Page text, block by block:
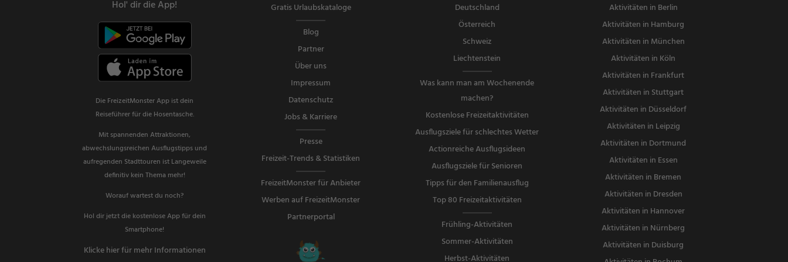
Hol' dir die App!
Die FreizeitMonster App ist dein
Reiseführer für die Hosentasche.
Mit spannenden Attraktionen,
abwechslungsreichen Ausflugstipps und
aufregenden Stadttouren ist Langeweile
definitiv kein Thema mehr!
Worauf wartest du noch?
Hol dir jetzt die kostenlose App für dein
Smartphone!
Klicke hier für mehr Informationen
Gratis Urlaubskataloge
Blog
Partner
Über uns
Impressum
Datenschutz
Jobs & Karriere
Presse
Freizeit-Trends & Statistiken
FreizeitMonster für Anbieter
Werben auf FreizeitMonster
Partnerportal
Deutschland
Österreich
Schweiz
Liechtenstein
Was kann man am Wochenende
machen?
Kostenlose Freizeitaktivitäten
Ausflugsziele für schlechtes Wetter
Actionreiche Ausflugsideen
Ausflugsziele für Senioren
Tipps für den Familienausflug
Top 80 Freizeitaktivitäten
Frühling-Aktivitäten
Sommer-Aktivitäten
Herbst-Aktivitäten
Aktivitäten in Berlin
Aktivitäten in Hamburg
Aktivitäten in München
Aktivitäten in Köln
Aktivitäten in Frankfurt
Aktivitäten in Stuttgart
Aktivitäten in Düsseldorf
Aktivitäten in Leipzig
Aktivitäten in Dortmund
Aktivitäten in Essen
Aktivitäten in Bremen
Aktivitäten in Dresden
Aktivitäten in Hannover
Aktivitäten in Nürnberg
Aktivitäten in Duisburg